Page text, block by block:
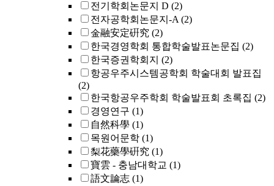
전기학회논문지 D (2)
전자공학회논문지-A (2)
金融安定硏究 (2)
한국경영학회 통합학술발표논문집 (2)
한국증권학회지 (2)
항공우주시스템공학회 학술대회 발표집
(2)
한국항공우주학회 학술발표회 초록집 (2)
경영연구 (1)
自然科學 (1)
목원어문학 (1)
梨花藥學硏究 (1)
寶雲 - 충남대학교 (1)
語文論志 (1)